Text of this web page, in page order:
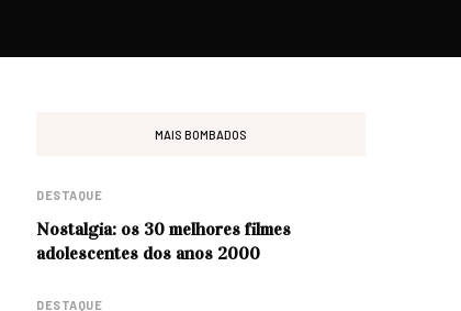
MAIS BOMBADOS
DESTAQUE
Nostalgia: os 30 melhores filmes
adolescentes dos anos 2000
DESTAQUE